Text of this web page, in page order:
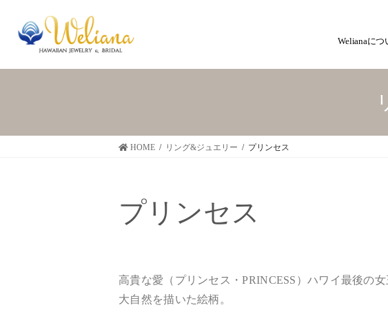
Welianaにつ
HOME リング&ジュエリー プリンセス
プリンセス
高貴な愛（プリンセス・PRINCESS）ハワイ最後の
大自然を描いた絵柄。